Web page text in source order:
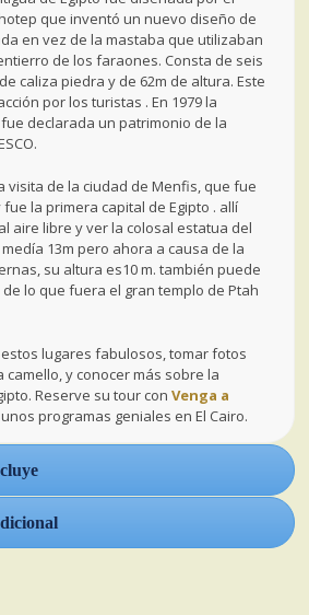
que inventó un nuevo diseño de
en vez de la mastaba que utilizaban
de los faraones. Consta de seis
caliza piedra y de 62m de altura. Este
por los turistas . En 1979 la
declarada un patrimonio de la
visita de la ciudad de Menfis, que fue
la primera capital de Egipto . allí
aire libre y ver la colosal estatua del
13m pero ahora a causa de la
su altura es10 m. también puede
lo que fuera el gran templo de Ptah
lugares fabulosos, tomar fotos
y conocer más sobre la
Reserve su tour con Venga a
programas geniales en El Cairo.